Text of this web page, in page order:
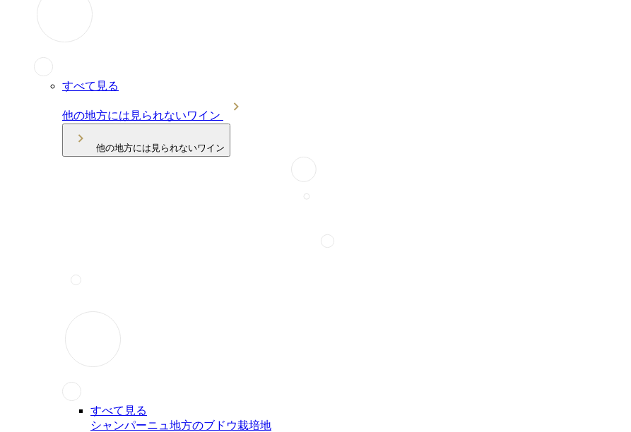
すべて見る
他の地方には見られないワイン
他の地方には見られないワイン
すべて見る
シャンパーニュ地方のブドウ栽培地